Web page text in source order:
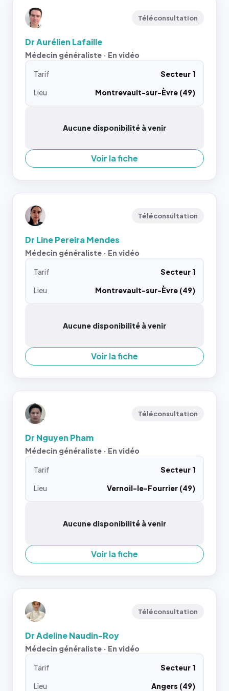
Téléconsultation
Dr Aurélien Lafaille
Médecin généraliste · En vidéo
Tarif
Secteur 1
Lieu
Montrevault-sur-Èvre (49)
Aucune disponibilité à venir
Voir la fiche
Téléconsultation
Dr Line Pereira Mendes
Médecin généraliste · En vidéo
Tarif
Secteur 1
Lieu
Montrevault-sur-Èvre (49)
Aucune disponibilité à venir
Voir la fiche
Téléconsultation
Dr Nguyen Pham
Médecin généraliste · En vidéo
Tarif
Secteur 1
Lieu
Vernoil-le-Fourrier (49)
Aucune disponibilité à venir
Voir la fiche
Téléconsultation
Dr Adeline Naudin-Roy
Médecin généraliste · En vidéo
Tarif
Secteur 1
Lieu
Angers (49)